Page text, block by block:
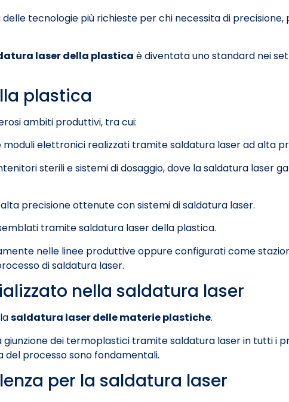
tecnologie più richieste per chi necessita di precisione,
laser della plastica è diventata uno standard nei
plastica
ambiti produttivi, tra cui:
elettronici realizzati tramite saldatura laser ad alta
sterili e sistemi di dosaggio, dove la saldatura laser
precisione ottenute con sistemi di saldatura laser.
tramite saldatura laser della plastica.
nelle linee produttive oppure configurati come
di saldatura laser.
nella saldatura laser
saldatura laser delle materie plastiche.
dei termoplastici tramite saldatura laser in tutti i
del processo sono fondamentali.
per la saldatura laser